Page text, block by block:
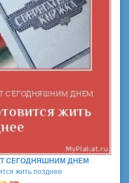
СЕГОДНЯШНИМ ДНЕМ
жить позднее